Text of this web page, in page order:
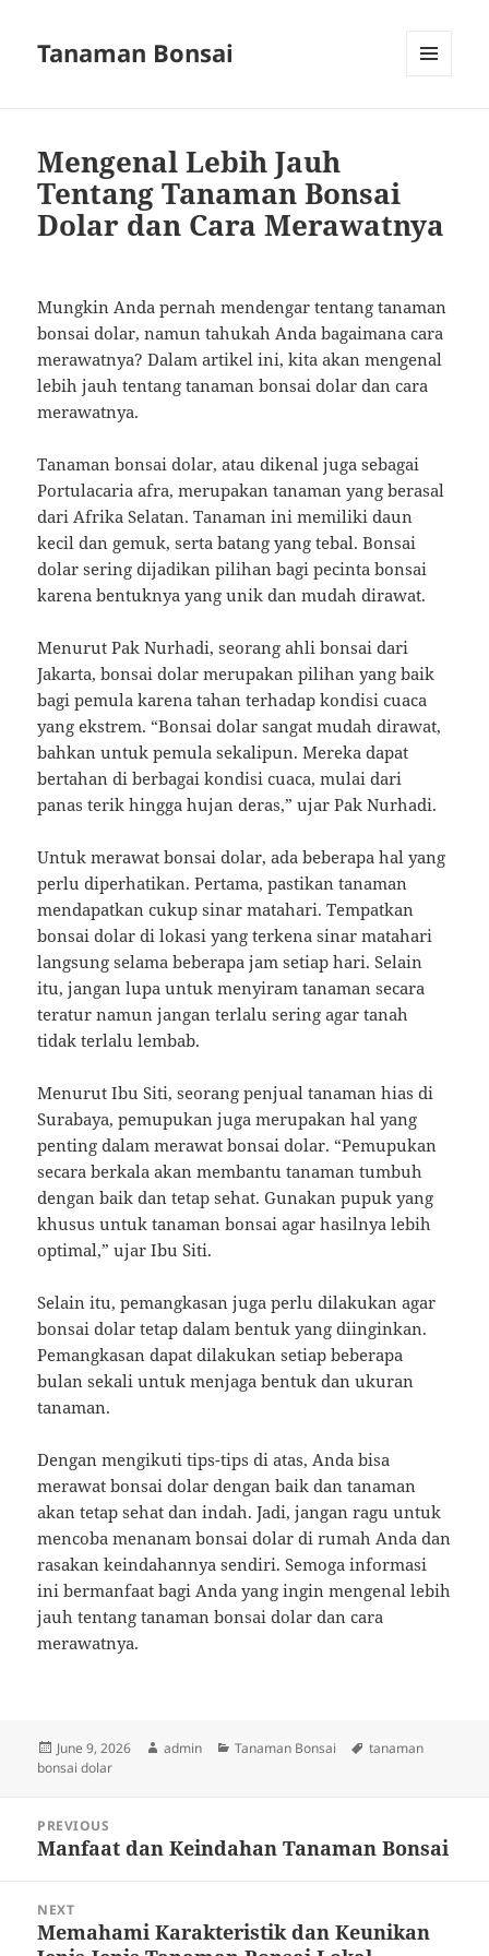
Tanaman Bonsai
Mengenal Lebih Jauh
Tentang Tanaman Bonsai
Dolar dan Cara Merawatnya
Mungkin Anda pernah mendengar tentang tanaman
bonsai dolar, namun tahukah Anda bagaimana cara
merawatnya? Dalam artikel ini, kita akan mengenal
lebih jauh tentang tanaman bonsai dolar dan cara
merawatnya.
Tanaman bonsai dolar, atau dikenal juga sebagai
Portulacaria afra, merupakan tanaman yang berasal
dari Afrika Selatan. Tanaman ini memiliki daun
kecil dan gemuk, serta batang yang tebal. Bonsai
dolar sering dijadikan pilihan bagi pecinta bonsai
karena bentuknya yang unik dan mudah dirawat.
Menurut Pak Nurhadi, seorang ahli bonsai dari
Jakarta, bonsai dolar merupakan pilihan yang baik
bagi pemula karena tahan terhadap kondisi cuaca
yang ekstrem. “Bonsai dolar sangat mudah dirawat,
bahkan untuk pemula sekalipun. Mereka dapat
bertahan di berbagai kondisi cuaca, mulai dari
panas terik hingga hujan deras,” ujar Pak Nurhadi.
Untuk merawat bonsai dolar, ada beberapa hal yang
perlu diperhatikan. Pertama, pastikan tanaman
mendapatkan cukup sinar matahari. Tempatkan
bonsai dolar di lokasi yang terkena sinar matahari
langsung selama beberapa jam setiap hari. Selain
itu, jangan lupa untuk menyiram tanaman secara
teratur namun jangan terlalu sering agar tanah
tidak terlalu lembab.
Menurut Ibu Siti, seorang penjual tanaman hias di
Surabaya, pemupukan juga merupakan hal yang
penting dalam merawat bonsai dolar. “Pemupukan
secara berkala akan membantu tanaman tumbuh
dengan baik dan tetap sehat. Gunakan pupuk yang
khusus untuk tanaman bonsai agar hasilnya lebih
optimal,” ujar Ibu Siti.
Selain itu, pemangkasan juga perlu dilakukan agar
bonsai dolar tetap dalam bentuk yang diinginkan.
Pemangkasan dapat dilakukan setiap beberapa
bulan sekali untuk menjaga bentuk dan ukuran
tanaman.
Dengan mengikuti tips-tips di atas, Anda bisa
merawat bonsai dolar dengan baik dan tanaman
akan tetap sehat dan indah. Jadi, jangan ragu untuk
mencoba menanam bonsai dolar di rumah Anda dan
rasakan keindahannya sendiri. Semoga informasi
ini bermanfaat bagi Anda yang ingin mengenal lebih
jauh tentang tanaman bonsai dolar dan cara
merawatnya.
Posted
on
June 9, 2026 Author
admin Categories
Tanaman Bonsai Tags
tanaman
bonsai dolar
navigation
PREVIOUS
Previous
Manfaat dan Keindahan Tanaman Bonsai
NEXT
Next
Memahami Karakteristik dan Keunikan